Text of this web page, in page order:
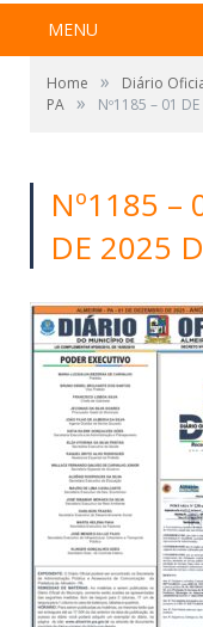
MENU
Home »
Diário
PA » Nº1185 – 01
Nº1185 –
DE 2025